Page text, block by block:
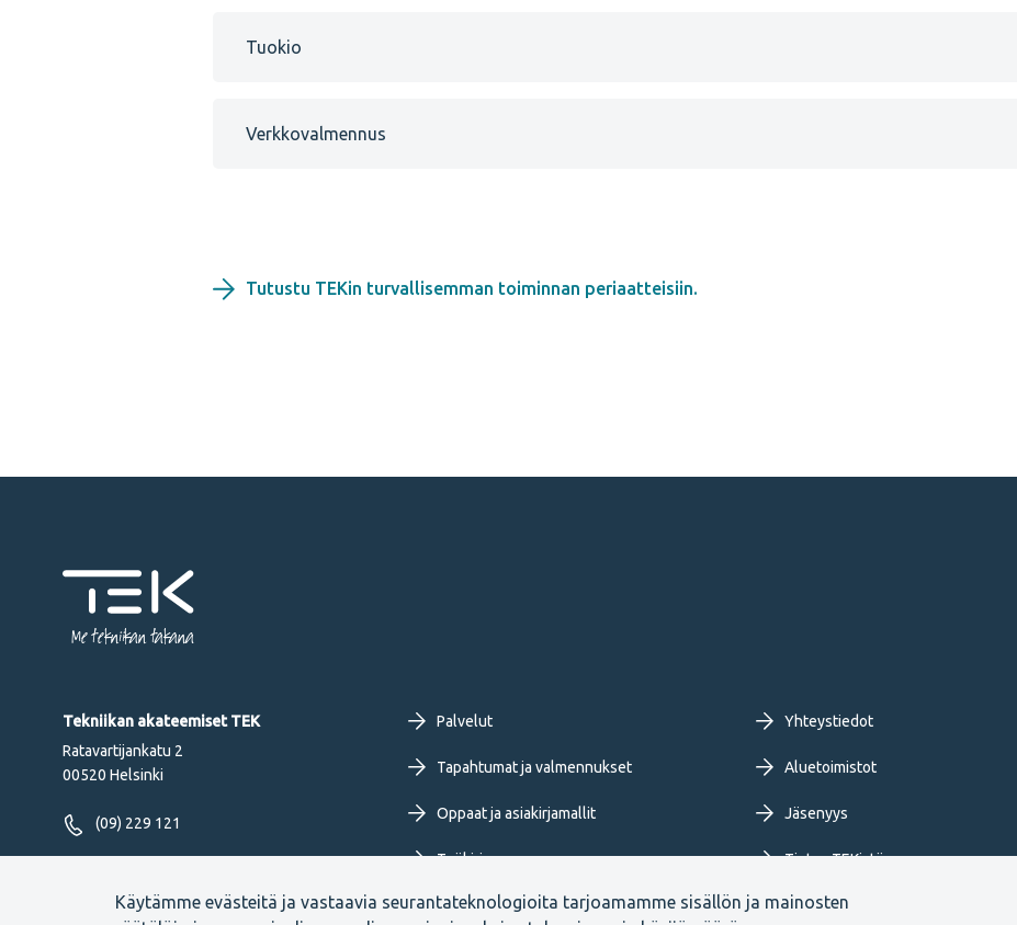
Käytämme evästeitä ja vastaavia seurantateknologioita tarjoamamme sisällön ja mainosten
Tuokio
Verkkovalmennus
Tutustu TEKin turvallisemman toiminnan periaatteisiin.
Me tekniikan takana
Tekniikan akateemiset TEK
Ratavartijankatu 2
00520 Helsinki
(09) 229 121
Footer
primary
menu
Palvelut
Tapahtumat ja valmennukset
Oppaat ja asiakirjamallit
Työkirja
Uutiset ja blogit
Yhteystiedot
Aluetoimistot
Jäsenyys
Tietoa TEKistä
Extranet